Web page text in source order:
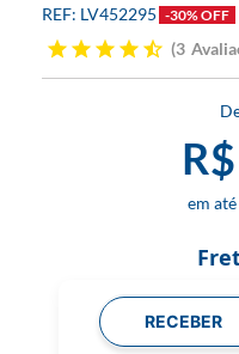
LV452295 -30% OFF
3
RECEBER